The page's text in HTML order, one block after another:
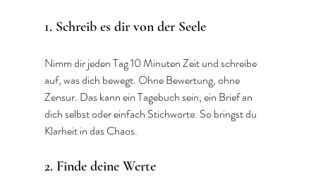
1. Schreib es dir von der Seele
Nimm dir jeden Tag 10 Minuten Zeit und schreibe
auf, was dich bewegt. Ohne Bewertung, ohne
Zensur. Das kann ein Tagebuch sein, ein Brief an
dich selbst oder einfach Stichworte. So bringst du
Klarheit in das Chaos.
2. Finde deine Werte